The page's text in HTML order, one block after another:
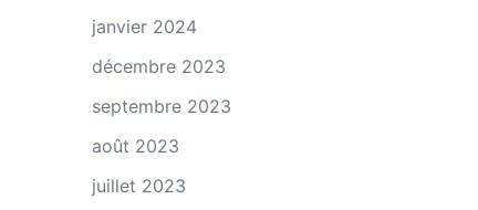
janvier 2024
décembre 2023
septembre 2023
août 2023
juillet 2023